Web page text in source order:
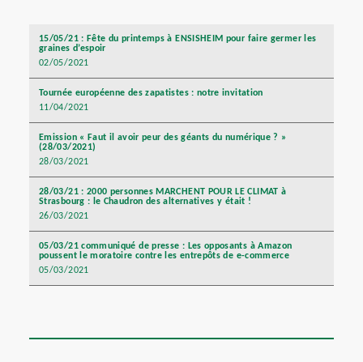
15/05/21 : Fête du printemps à ENSISHEIM pour faire germer les
graines d’espoir
02/05/2021
Tournée européenne des zapatistes : notre invitation
11/04/2021
Emission « Faut il avoir peur des géants du numérique ? »
(28/03/2021)
28/03/2021
28/03/21 : 2000 personnes MARCHENT POUR LE CLIMAT à
Strasbourg : le Chaudron des alternatives y était !
26/03/2021
05/03/21 communiqué de presse : Les opposants à Amazon
poussent le moratoire contre les entrepôts de e-commerce
05/03/2021